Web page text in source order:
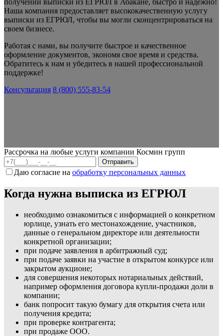
Наша компания предоставляет высококачественную услугу
выписки из ЕГРЮЛ, чтобы вы могли сконцентрироваться на
своем бизнесе.
Работая с нами, вы получите быстрое и качественное
оформление документов, экономя свое время и средства.
Обратитесь к нам и убедитесь в нашей профессиональной
поддержке!
Консультация 8 (800) 555-83-54
Рассрочка на любые услуги компании Космин групп
Даю согласие на обработку персональных данных
Когда нужна выписка из ЕГРЮЛ
необходимо ознакомиться с информацией о конкретном
юрлице, узнать его местонахождение, участников,
данные о генеральном директоре или деятельности
конкретной организации;
при подаче заявления в арбитражный суд;
при подаче заявки на участие в открытом конкурсе или
закрытом аукционе;
для совершения некоторых нотариальных действий,
например оформления договора купли-продажи доли в
компании;
банк попросит такую бумагу для открытия счета или
получения кредита;
при проверке контрагента;
при продаже ООО.